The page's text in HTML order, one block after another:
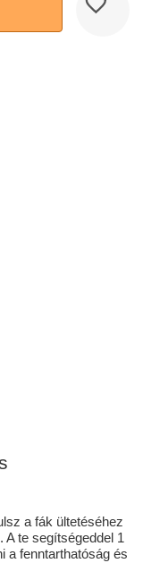
a fák ültetéséhez
A te segítségeddel 1
a fenntarthatóság és